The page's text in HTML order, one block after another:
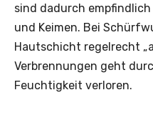
sind dadurch
und Keimen. Bei
Hautschicht regelrecht
Verbrennungen geht
Feuchtigkeit verloren.